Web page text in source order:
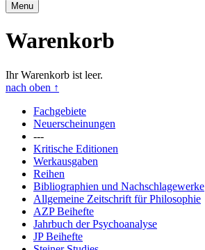
Menu
Warenkorb
Ihr Warenkorb ist leer.
nach oben ↑
Fachgebiete
Neuerscheinungen
---
Kritische Editionen
Werkausgaben
Reihen
Bibliographien und Nachschlagewerke
Allgemeine Zeitschrift für Philosophie
AZP Beihefte
Jahrbuch der Psychoanalyse
JP Beihefte